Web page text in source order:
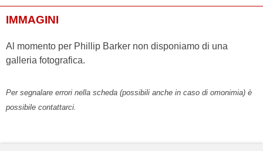
IMMAGINI
Al momento per Phillip Barker non disponiamo di una
galleria fotografica.
Per segnalare errori nella scheda (possibili anche in caso di omonimia) è
possibile contattarci.